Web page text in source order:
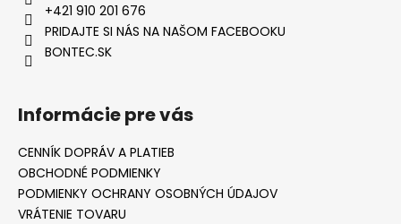
+421 910 201 676
PRIDAJTE SI NÁS NA NAŠOM FACEBOOKU
BONTEC.SK
Informácie pre vás
CENNÍK DOPRÁV A PLATIEB
OBCHODNÉ PODMIENKY
PODMIENKY OCHRANY OSOBNÝCH ÚDAJOV
VRÁTENIE TOVARU